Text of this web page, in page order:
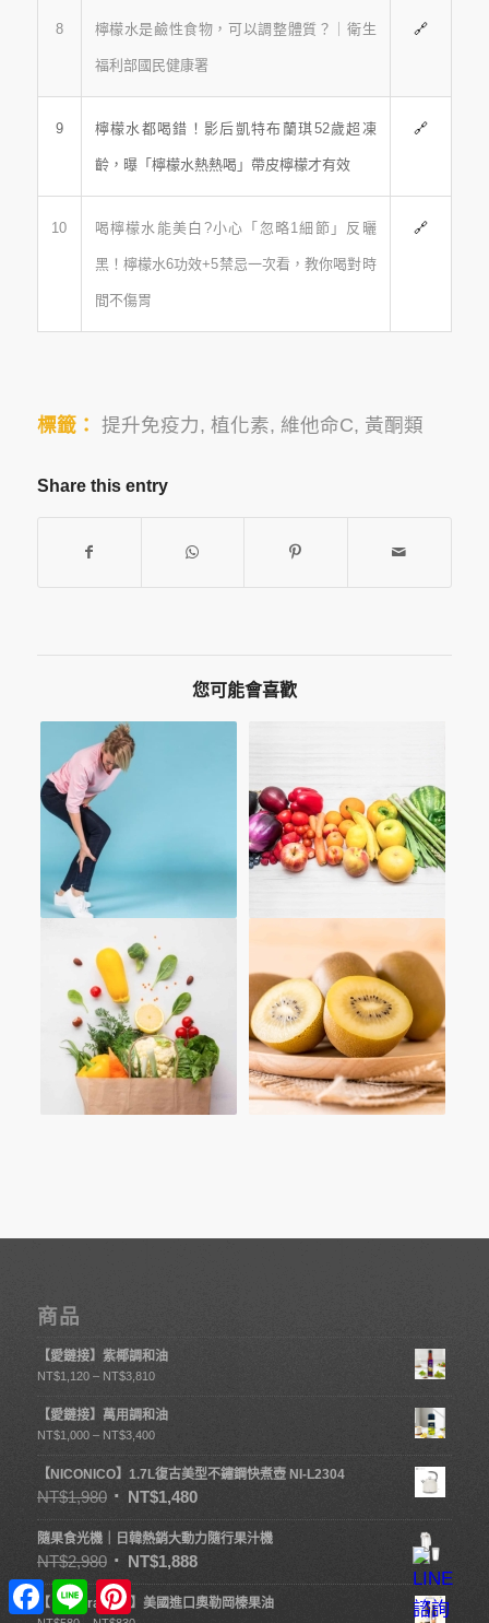
8 檸檬水是鹼性食物，可以調整體質？｜衛生
福利部國民健康署
🔗
9 檸檬水都喝錯！影后凱特布蘭琪52歲超凍
齡，曝「檸檬水熱熱喝」帶皮檸檬才有效
🔗
10 喝檸檬水能美白?小心「忽略1細節」反曬
黑！檸檬水6功效+5禁忌一次看，教你喝對時
間不傷胃
🔗
標籤： 提升免疫力, 植化素, 維他命C, 黃酮類
Share this entry
您可能會喜歡
商品
【愛鏈接】紫椰調和油
NT$1,120 – NT$3,810
【愛鏈接】萬用調和油
NT$1,000 – NT$3,400
【NICONICO】1.7L復古美型不鏽鋼快煮壺 NI-L2304
NT$1,980 NT$1,480
隨果食光機｜日韓熱銷大動力隨行果汁機
NT$2,980 NT$1,888
【 Lé Vera 樂榛】美國進口奧勒岡榛果油
Facebook
Line Pinterest